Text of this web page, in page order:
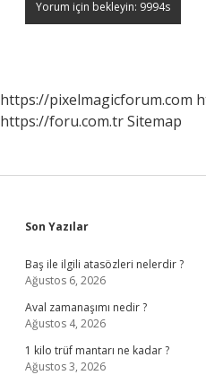
https://pixelmagicforum.com
https://foru.com.trSitemap
Sidebar
Son Yazılar
Baş ile ilgili atasözleri nelerdir ?
Ağustos 6, 2026
Aval zamanaşımı nedir ?
Ağustos 4, 2026
1 kilo trüf mantarı ne kadar ?
Ağustos 3, 2026